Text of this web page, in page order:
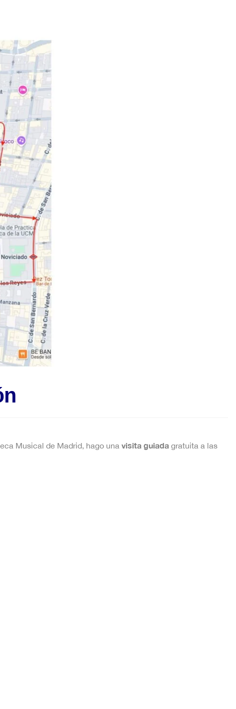
Musical de Madrid, hago una visita guiada gratuita a las